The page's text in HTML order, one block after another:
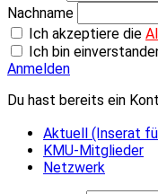
Nachname
Ich akzeptiere die
Ich bin
Anmelden
Du hast bereits ein
Aktuell (Inserat
KMU-Mitglieder
Netzwerk